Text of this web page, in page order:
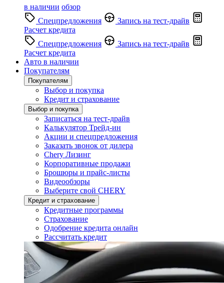
в наличии обзор
Спецпредложения
Запись на тест-драйв
Расчет кредита
Спецпредложения
Запись на тест-драйв
Расчет кредита
Авто в наличии
Покупателям
Покупателям
Выбор и покупка
Кредит и страхование
Выбор и покупка
Записаться на тест-драйв
Калькулятор Трейд-ин
Акции и спецпредложения
Заказать звонок от дилера
Chery Лизинг
Корпоративные продажи
Брошюры и прайс-листы
Видеообзоры
Выберите свой CHERY
Кредит и страхование
Кредитные программы
Страхование
Одобрение кредита онлайн
Рассчитать кредит